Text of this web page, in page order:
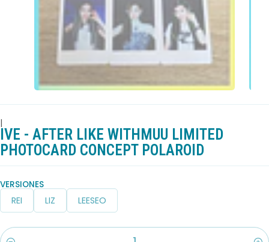
|
IVE - AFTER LIKE WITHMUU LIMITED
PHOTOCARD CONCEPT POLAROID
VERSIONES
REI LIZ LEESEO